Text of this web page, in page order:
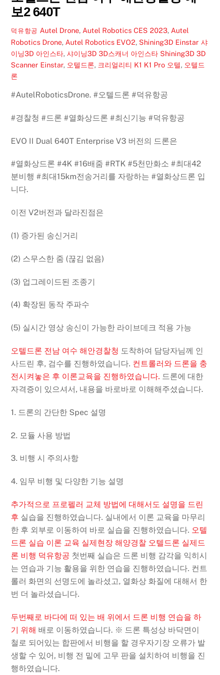
보2 640T
덕유항공 Autel Drone, Autel Robotics CES 2023, Autel
Robotics Drone, Autel Robotics EVO2, Shining3D Einstar 샤
이닝3D 아인스타,샤이닝3D 3D스캐너 아인스타 Shining3D 3D
Scanner Einstar, 오텔드론, 크리얼리티 K1 K1 Pro 오텔, 오텔드
론
#AutelRoboticsDrone.#오텔드론#덕유항공
#경찰청#드론#열화상드론#최신기능#덕유항공
EVO II Dual 640T Enterprise V3 버전의 드론은
#열화상드론 #4K #16배줌 #RTK #5천만화소 #최대42
분비행 #최대15km전송거리 를 자랑하는#열화상드론 입
니다.
이전 V2버전과 달라진점은
(1) 증가된 송신거리
(2) 스무스한 줌 (끊김 없음)
(3) 업그레이드된 조종기
(4) 확장된 동작 주파수
(5) 실시간 영상 송신이 가능한 라이브데크 적용 가능
오텔드론 전남 여수 해안경찰청 도착하여 담당자님께 인
사드린 후, 검수를 진행하였습니다. 컨트롤러와 드론을 충
전시켜놓은 후 이론교육을 진행하였습니다. 드론에 대한
자격증이 있으셔서, 내용을 바로바로 이해해주셨습니다.
1. 드론의 간단한 Spec 설명
2. 모듈 사용 방법
3. 비행 시 주의사항
4. 임무 비행 및 다양한 기능 설명
추가적으로 프로펠러 교체 방법에 대해서도 설명을 드린
후 실습을 진행하였습니다. 실내에서 이론 교육을 마무리
한 후 외부로 이동하여 바로 실습을 진행하였습니다. 오텔
드론 실습 이론 교육 실제현장해양경찰 오텔드론 실제드
론 비행 덕유항공 첫번째 실습은 드론 비행 감각을 익히시
는 연습과 기능 활용을 위한 연습을 진행하였습니다. 컨트
롤러 화면의 선명도에 놀라셨고, 열화상 화질에 대해서 한
번 더 놀라셨습니다.
두번째로 바다에 떠 있는 배 위에서 드론 비행 연습을 하
기 위해 배로 이동하였습니다. ※ 드론 특성상 바닥면이
철로 되어있는 합판에서 비행을 할 경우자기장 오류가 발
생할 수 있어, 비행 전 밑에 고무 판을 설치하여 비행을 진
행하였습니다.